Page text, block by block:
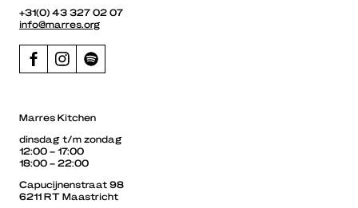
+31(0) 43 327 02 07
info@marres.org
Marres Kitchen
dinsdag t/m zondag
12:00 – 17:00
18:00 – 22:00
Capucijnenstraat 98
6211 RT Maastricht